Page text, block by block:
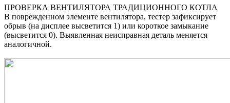
ПРОВЕРКА ВЕНТИЛЯТОРА ТРАДИЦИОННОГО КОТЛА
В поврежденном элементе вентилятора, тестер зафиксирует
обрыв (на дисплее высветится 1) или короткое замыкание
(высветится 0). Выявленная неисправная деталь меняется
аналогичной.